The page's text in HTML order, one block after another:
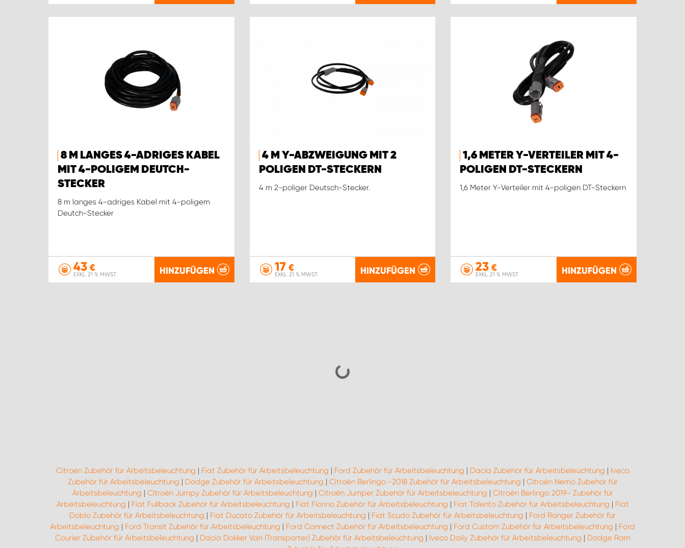
8 M LANGES 4-ADRIGES KABEL
MIT 4-POLIGEM DEUTCH-
STECKER
8 m langes 4-adriges Kabel mit 4-poligem
Deutch-Stecker
43 €
EXKL. 21 % MWST. HINZUFÜGEN
4 M Y-ABZWEIGUNG MIT 2
POLIGEN DT-STECKERN
4 m 2-poliger Deutsch-Stecker.
17€
EXKL. 21 % MWST. HINZUFÜGEN
1,6 METER Y-VERTEILER MIT 4-
POLIGEN DT-STECKERN
1,6 Meter Y-Verteiler mit 4-poligen DT-Steckern
23 €
EXKL. 21 % MWST. HINZUFÜGEN
Citroën Zubehör für Arbeitsbeleuchtung | Fiat Zubehör für Arbeitsbeleuchtung | Ford Zubehör für Arbeitsbeleuchtung | Dacia Zubehör für Arbeitsbeleuchtung | Iveco
Zubehör für Arbeitsbeleuchtung | Dodge Zubehör für Arbeitsbeleuchtung | Citroën Berlingo -2018 Zubehör für Arbeitsbeleuchtung | Citroën Nemo Zubehör für
Arbeitsbeleuchtung | Citroën Jumpy Zubehör für Arbeitsbeleuchtung | Citroën Jumper Zubehör für Arbeitsbeleuchtung | Citroën Berlingo 2019- Zubehör für
Arbeitsbeleuchtung | Fiat Fullback Zubehör für Arbeitsbeleuchtung | Fiat Fiorino Zubehör für Arbeitsbeleuchtung | Fiat Talento Zubehör für Arbeitsbeleuchtung | Fiat
Doblo Zubehör für Arbeitsbeleuchtung | Fiat Ducato Zubehör für Arbeitsbeleuchtung | Fiat Scudo Zubehör für Arbeitsbeleuchtung | Ford Ranger Zubehör für
Arbeitsbeleuchtung | Ford Transit Zubehör für Arbeitsbeleuchtung | Ford Connect Zubehör für Arbeitsbeleuchtung | Ford Custom Zubehör für Arbeitsbeleuchtung | Ford
Courier Zubehör für Arbeitsbeleuchtung | Dacia Dokker Van (Transporter) Zubehör für Arbeitsbeleuchtung | Iveco Daily Zubehör für Arbeitsbeleuchtung | Dodge Ram